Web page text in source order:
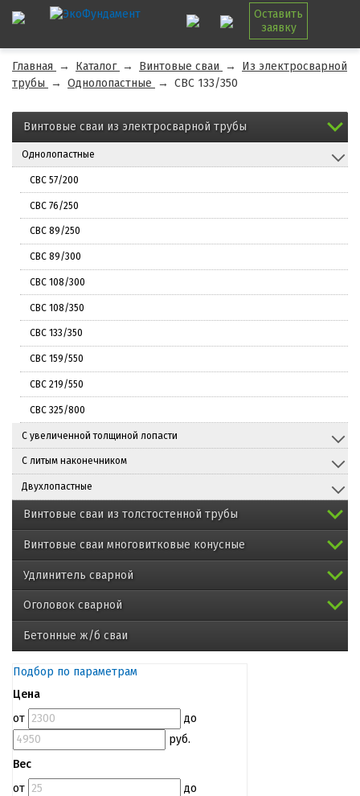
Оставить
заявку
Главная → Каталог → Винтовые сваи →
Из электросварной
трубы → Однолопастные → СВС 133/350
Винтовые сваи из электросварной трубы
Однолопастные
СВС 57/200
СВС 76/250
СВС 89/250
СВС 89/300
СВС 108/300
СВС 108/350
СВС 133/350
СВС 159/550
СВС 219/550
СВС 325/800
С увеличенной толщиной лопасти
С литым наконечником
Двухлопастные
Винтовые сваи из толстостенной трубы
Винтовые сваи многовитковые конусные
Удлинитель сварной
Оголовок сварной
Бетонные ж/б сваи
Подбор по параметрам
Цена
от
до
руб.
Вес
от
до